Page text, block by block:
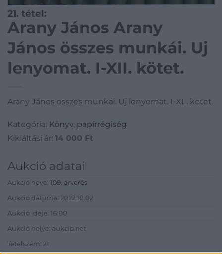
21. tétel:
Arany János Arany
János összes munkái. Uj
lenyomat. I-XII. kötet.
Arany János összes munkái. Uj lenyomat. I-XII. kötet.
Kategória: Könyv, papírrégiség
Kikiáltási ár: 14 000 Ft
Aukció adatai
Aukció neve: 109. árverés
Aukció dátuma: 2022.10.02
Aukció ideje: 16:00
Aukció helye: aukcio.net
Tételszám: 21